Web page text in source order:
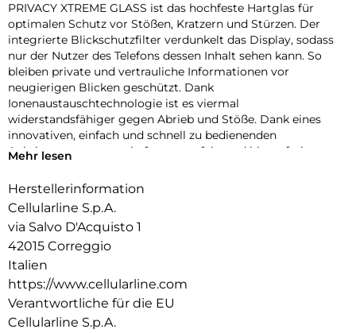
PRIVACY XTREME GLASS ist das hochfeste Hartglas für
optimalen Schutz vor Stößen, Kratzern und Stürzen. Der
integrierte Blickschutzfilter verdunkelt das Display, sodass
nur der Nutzer des Telefons dessen Inhalt sehen kann. So
bleiben private und vertrauliche Informationen vor
neugierigen Blicken geschützt. Dank
Ionenaustauschtechnologie ist es viermal
widerstandsfähiger gegen Abrieb und Stöße. Dank eines
innovativen, einfach und schnell zu bedienenden
Anbringungssystems haftet es perfekt und blasenfrei.
Mehr lesen
Herstellerinformation
Cellularline S.p.A.
via Salvo D'Acquisto 1
42015 Correggio
Italien
https://www.cellularline.com
Verantwortliche für die EU
Cellularline S.p.A.